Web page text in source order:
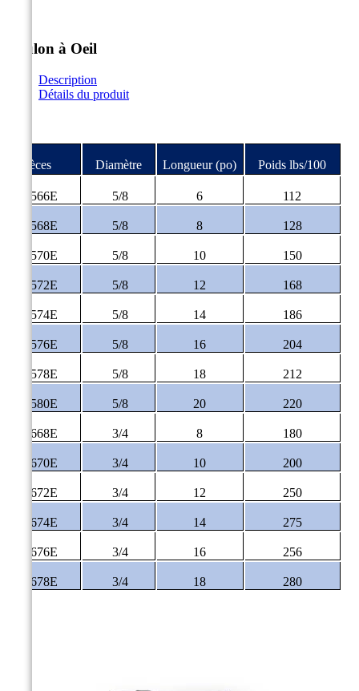
Boulon à Oeil
Description
Détails du produit
#Pièces Diamètre Longueur (po) Poids lbs/100
P-9566E 5/8 6 112
P-9568E 5/8 8 128
P-9570E 5/8 10 150
P-9572E 5/8 12 168
P-9574E 5/8 14 186
P-9576E 5/8 16 204
P-9578E 5/8 18 212
P-9580E 5/8 20 220
P-9668E 3/4 8 180
P-9670E 3/4 10 200
P-9672E 3/4 12 250
P-9674E 3/4 14 275
P-9676E 3/4 16 256
P-9678E 3/4 18 280